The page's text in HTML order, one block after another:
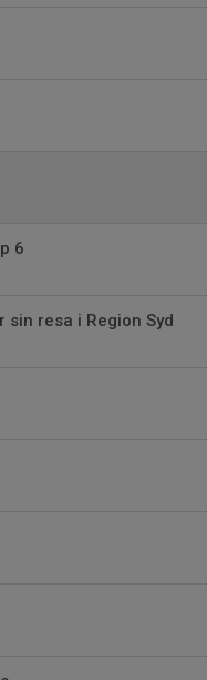
6
resa i Region Syd